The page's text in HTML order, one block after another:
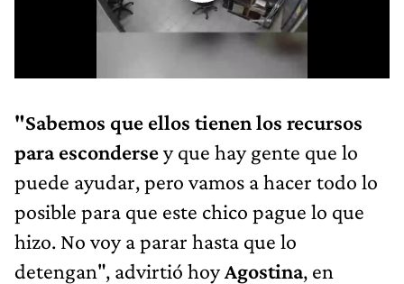
"Sabemos que ellos tienen los recursos
para escondersey que hay gente que lo
puede ayudar, pero vamos a hacer todo lo
posible para que este chico pague lo que
hizo. No voy a parar hasta que lo
detengan", advirtió hoyAgostina, en